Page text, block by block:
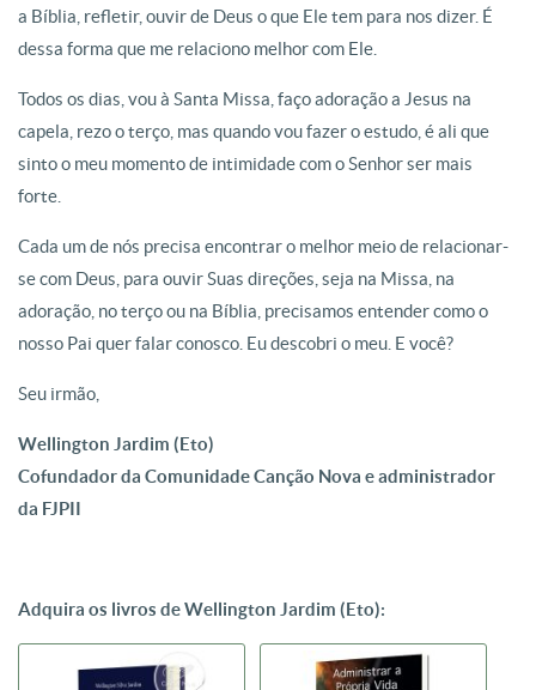
a Bíblia, refletir, ouvir de Deus o que Ele tem para nos dizer. É
dessa forma que me relaciono melhor com Ele.
Todos os dias, vou à Santa Missa, faço adoração a Jesus na
capela, rezo o terço, mas quando vou fazer o estudo, é ali que
sinto o meu momento de intimidade com o Senhor ser mais
forte.
Cada um de nós precisa encontrar o melhor meio de relacionar-
se com Deus, para ouvir Suas direções, seja na Missa, na
adoração, no terço ou na Bíblia, precisamos entender como o
nosso Pai quer falar conosco. Eu descobri o meu. E você?
Seu irmão,
Wellington Jardim (Eto)
Cofundador da Comunidade Canção Nova e administrador
da FJPII
Adquira os livros de Wellington Jardim (Eto):